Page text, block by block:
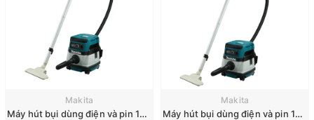
Makita
Máy hút bụi dùng điện và pin 18Vx2 Makita DVC860LZ(Thân Máy)
Makita
Máy hút bụi dùng điện và pin 18Vx2 Makita DVC861LZ(Thân Máy)